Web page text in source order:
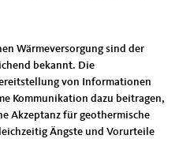
Wärmeversorgung sind der
bekannt. Die
von Informationen
Kommunikation dazu beitragen,
Akzeptanz für geothermische
Ängste und Vorurteile